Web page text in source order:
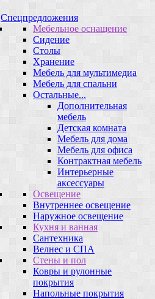
Спецпредложения
Мебельное оснащение
Сидение
Столы
Хранение
Мебель для мультимедиа
Мебель для спальни
Остальные...
Дополнительная
мебель
Детская комната
Мебель для дома
Мебель для офиса
Контрактная мебель
Интерьерные
аксессуары
Освещение
Внутреннее освещение
Наружное освещение
Кухня и ванная
Сантехника
Велнес и СПА
Стены и пол
Ковры и рулонные
покрытия
Напольные покрытия